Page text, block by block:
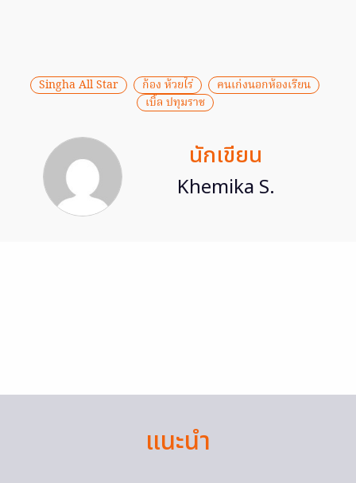
Singha All Star ก้อง ห้วยไร่
คนเก่งนอกห้องเรียน
เบิ้ล ปทุมราช
นักเขียน
Khemika S.
แนะนำ